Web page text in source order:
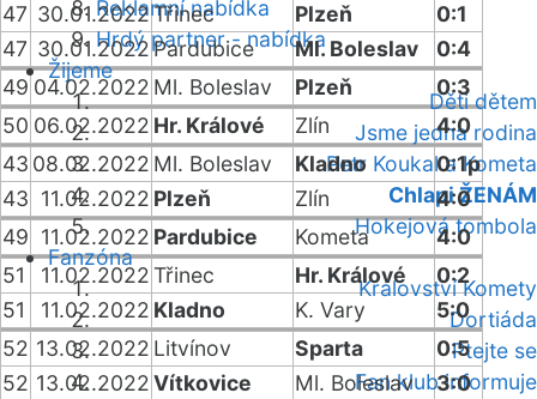
Reklamní nabídka
Hrdý partner - nabídka
Žijeme
Děti dětem
Jsme jedna rodina
Petr Koukal a Kometa
Chlapi ŽENÁM
Hokejová tombola
Fanzóna
Království Komety
Dortiáda
Ptejte se
Fan klub informuje
47 30.01.2022Třinec Plzeň
0:1
47 30.01.2022Pardubice Ml. Boleslav
0:4
49 04.02.2022 Ml. Boleslav Plzeň
0:3
50 06.02.2022 Hr. Králové Zlín
4:0
43 08.02.2022 Ml. Boleslav Kladno
0:1p
43 11.02.2022 Plzeň Zlín
4:0
49 11.02.2022 Pardubice Kometa
4:0
51
11.02.2022Třinec Hr. Králové
0:2
51
11.02.2022 Kladno K. Vary
5:0
52 13.02.2022 Litvínov Sparta
0:5
52 13.02.2022Vítkovice Ml. Boleslav
3:0